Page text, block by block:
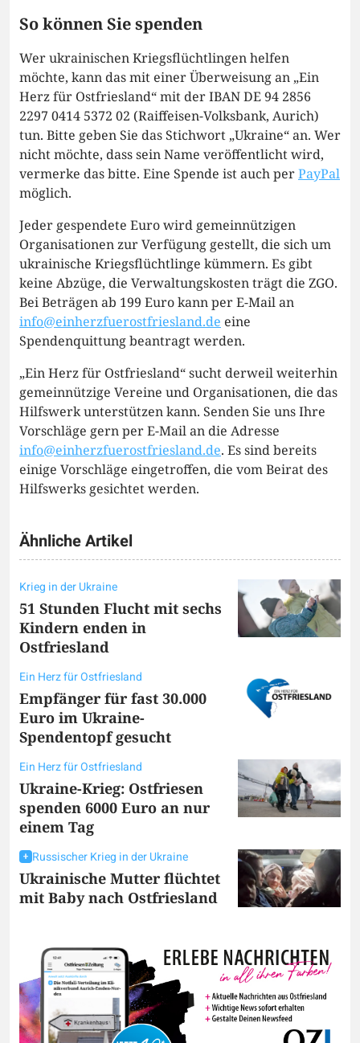
So können Sie spenden
Wer ukrainischen Kriegsflüchtlingen helfen
möchte, kann das mit einer Überweisung an „Ein
Herz für Ostfriesland“ mit der IBAN DE 94 2856
2297 0414 5372 02 (Raiffeisen-Volksbank, Aurich)
tun. Bitte geben Sie das Stichwort „Ukraine“ an. Wer
nicht möchte, dass sein Name veröffentlicht wird,
vermerke das bitte. Eine Spende ist auch perPayPal
möglich.
Jeder gespendete Euro wird gemeinnützigen
Organisationen zur Verfügung gestellt, die sich um
ukrainische Kriegsflüchtlinge kümmern. Es gibt
keine Abzüge, die Verwaltungskosten trägt die ZGO.
Bei Beträgen ab 199 Euro kann per E-Mail an
info@einherzfuerostfriesland.de eine
Spendenquittung beantragt werden.
„Ein Herz für Ostfriesland“ sucht derweil weiterhin
gemeinnützige Vereine und Organisationen, die das
Hilfswerk unterstützen kann. Senden Sie uns Ihre
Vorschläge gern per E-Mail an die Adresse
info@einherzfuerostfriesland.de. Es sind bereits
einige Vorschläge eingetroffen, die vom Beirat des
Hilfswerks gesichtet werden.
Ähnliche Artikel
Krieg in der Ukraine
51 Stunden Flucht mit sechs
Kindern enden in
Ostfriesland
Ein Herz für Ostfriesland
Empfänger für fast 30.000
Euro im Ukraine-
Spendentopf gesucht
Ein Herz für Ostfriesland
Ukraine-Krieg: Ostfriesen
spenden 6000 Euro an nur
einem Tag
Russischer Krieg in der Ukraine
Ukrainische Mutter flüchtet
mit Baby nach Ostfriesland